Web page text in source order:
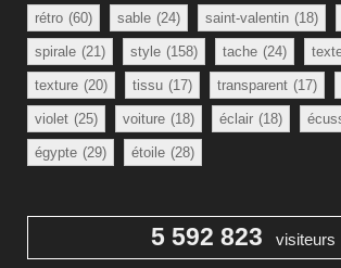
rétro (60) sable (24) saint-valentin (18)
spirale (21) style (158) tache (24)
texture (20) tissu (17) transparent (17)
violet (25) voiture (18) éclair (18)
égypte (29) étoile (28)
5 592 823 visiteurs